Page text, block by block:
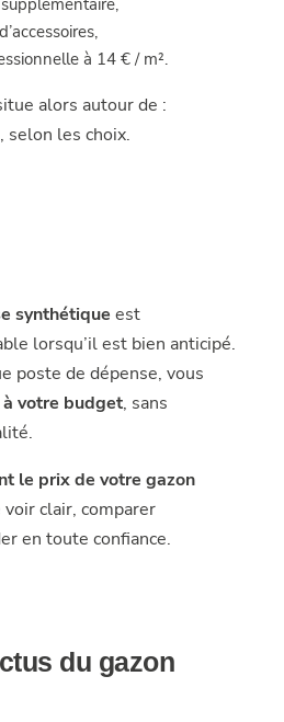
à 14 € / m².
alors autour de :
selon les choix.
synthétique est
lorsqu’il est bien anticipé.
poste de dépense, vous
votre budget, sans
le prix de votre gazon
clair, comparer
en toute confiance.
du gazon